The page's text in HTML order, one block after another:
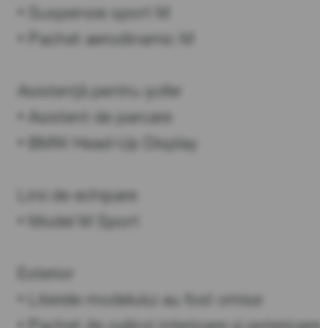
• Suspensie sport M
• Pachet aerodinamic M
Asistență pentru șofer
• Asistent de parcare
• BMW Head-Up Display
Linii de echipare
• Model M Sport
Exterior
• Literele modelului au fost omise